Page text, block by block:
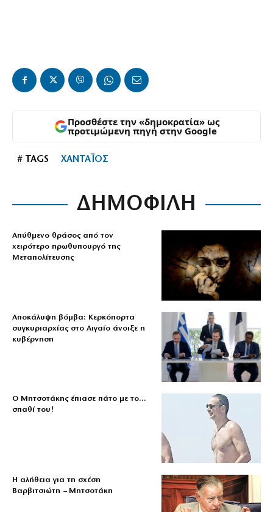
Προσθέστε την «δημοκρατία» ως
προτιμώμενη πηγή στην Google
# TAGS ΧΑΝΤΑΪΟΣ
ΔΗΜΟΦΙΛΗ
Απύθμενο θράσος από τον
χειρότερο πρωθυπουργό της
Μεταπολίτευσης
Αποκάλυψη βόμβα: Κερκόπορτα
συγκυριαρχίας στο Αιγαίο άνοιξε η
κυβέρνηση
Ο Μητσοτάκης έπιασε πάτο με το…
σπαθί του!
Η αλήθεια για τη σχέση
Βαρβιτσιώτη – Μητσοτάκη